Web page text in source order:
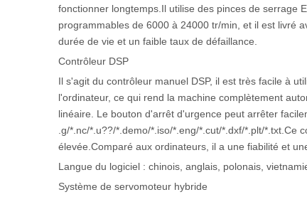
fonctionner longtemps.Il utilise des pinces de serrage
programmables de 6000 à 24000 tr/min, et il est livré
durée de vie et un faible taux de défaillance.
Contrôleur DSP
Il s'agit du contrôleur manuel DSP, il est très facile à
l'ordinateur, ce qui rend la machine complètement
linéaire. Le bouton d'arrêt d'urgence peut arrêter
.g/*.nc/*.u??/*.demo/*.iso/*.eng/*.cut/*.dxf/*.plt/
élevée.Comparé aux ordinateurs, il a une fiabilité et
Langue du logiciel : chinois, anglais, polonais,
Système de servomoteur hybride